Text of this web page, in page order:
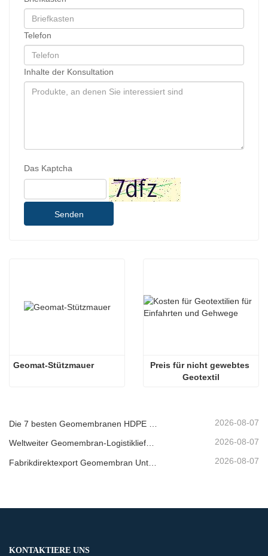
Telefon
Inhalte der Konsultation
Das Kaptcha
Senden
Geomat-Stützmauer
Preis für nicht gewebtes
Geotextil
2026-08-07
Weltweiter Geomembran-Logistiklieferant 2026-08-07
2026-08-07
KONTAKTIERE UNS